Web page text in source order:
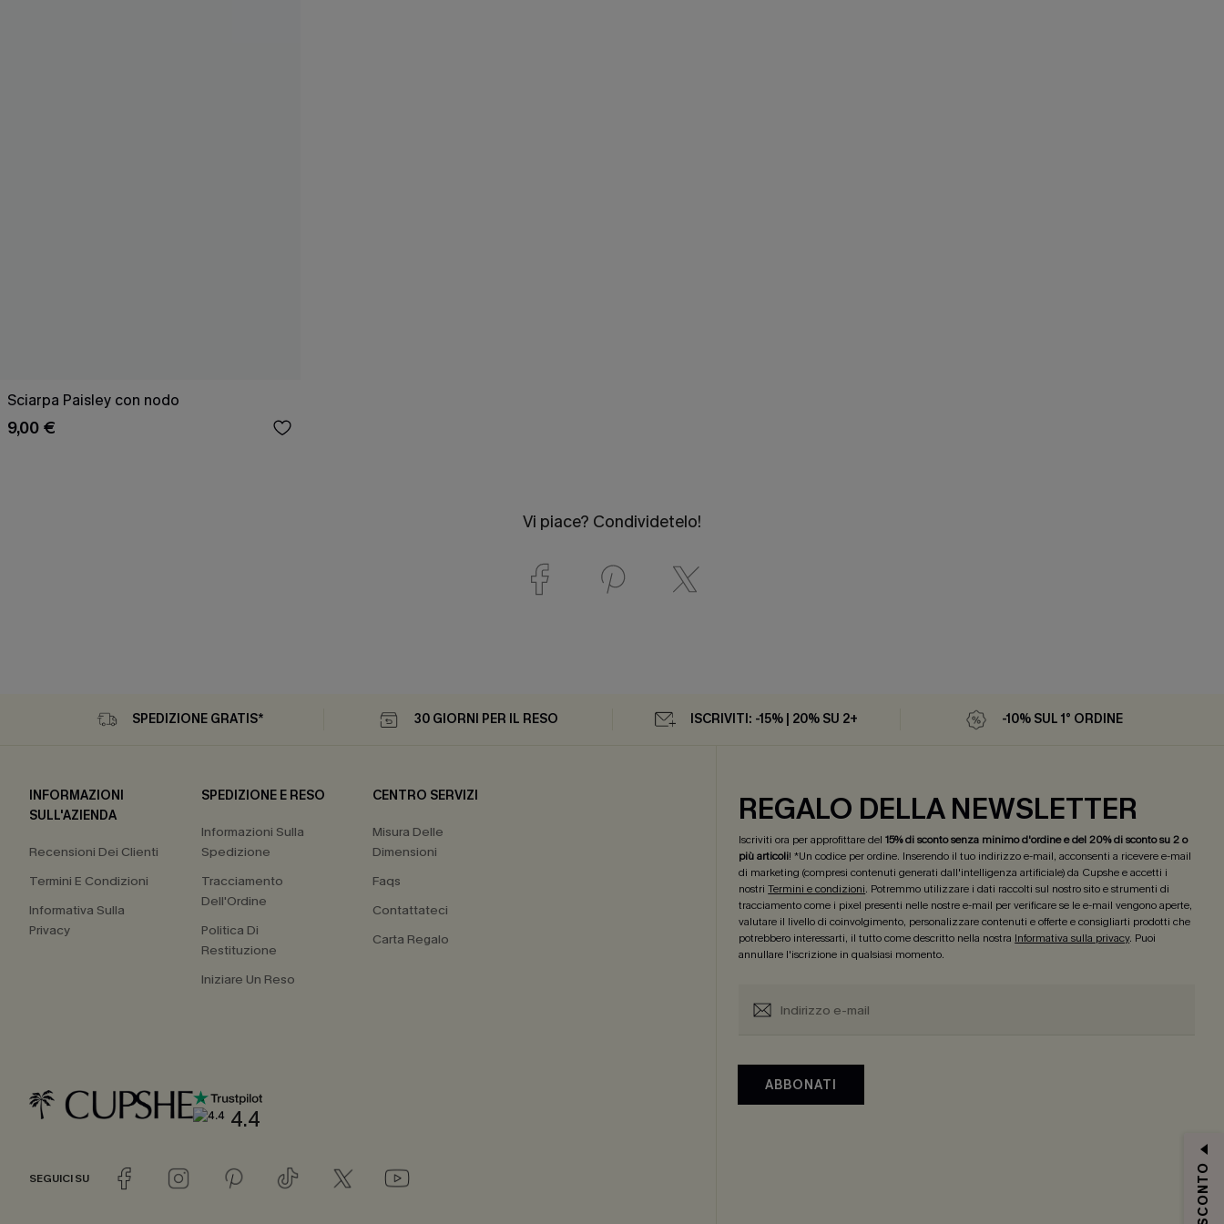
Sciarpa Paisley con nodo
9,00 €
Vi piace? Condividetelo!
SPEDIZIONE GRATIS* 30 GIORNI PER IL RESO ISCRIVITI: -15% | 20% SU 2+ -10% SUL 1° ORDINE
INFORMAZIONI
SULL'AZIENDA
Recensioni Dei Clienti
Termini E Condizioni
Informativa Sulla
Privacy
SPEDIZIONE E RESO
Informazioni Sulla
Spedizione
Tracciamento
Dell'Ordine
Politica Di
Restituzione
Iniziare Un Reso
CENTRO SERVIZI
Misura Delle
Dimensioni
Faqs
Contattateci
Carta Regalo
4.4
SEGUICI SU
REGALO DELLA NEWSLETTER
Iscriviti ora per approfittare del15% di sconto senza minimo d'ordine e del 20% di sconto su 2 o
più articoli! *Un codice per ordine. Inserendo il tuo indirizzo e-mail, acconsenti a ricevere e-mail
di marketing (compresi contenuti generati dall'intelligenza artificiale) da Cupshe e accetti i
nostriTermini e condizioni. Potremmo utilizzare i dati raccolti sul nostro sito e strumenti di
tracciamento come i pixel presenti nelle nostre e-mail per verificare se le e-mail vengono aperte,
valutare il livello di coinvolgimento, personalizzare contenuti e offerte e consigliarti prodotti che
potrebbero interessarti, il tutto come descritto nella nostra Informativa sulla privacy. Puoi
annullare l'iscrizione in qualsiasi momento.
ABBONATI